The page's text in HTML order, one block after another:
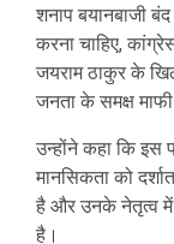
शनाप बयानबाजी
करना चाहिए,
जयराम ठाकुर के
जनता के समक्ष माफी
उन्होंने कहा कि इस
मानसिकता को
है और उनके नेतृत्व में
है।